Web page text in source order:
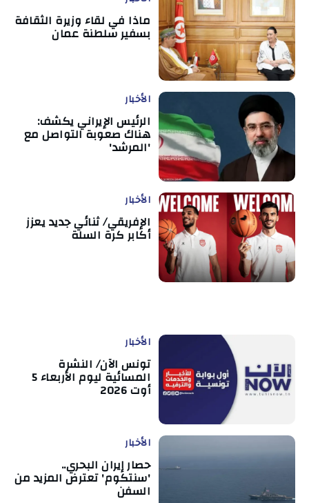
ماذا في لقاء وزيرة الثقافة
بسفير سلطنة عمان
الأخبار
الرئيس الإيراني يكشف:
هناك صعوبة التواصل مع
'المرشد'
الأخبار
الإفريقي/ ثنائي جديد يعزز
أكابر كرة السلة
الأخبار
تونس الآن/ النشرة
المسائية ليوم الأربعاء 5
أوت 2026
الأخبار
حصار إيران البحري..
'سنتكوم' تعترض المزيد من
السفن